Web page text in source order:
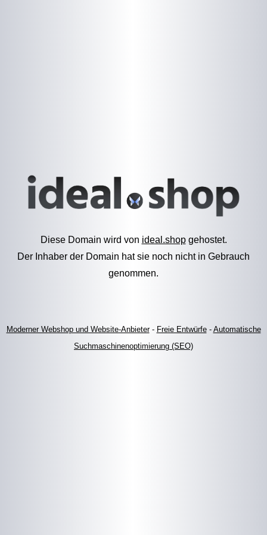
Diese Domain wird von ideal.shopgehostet.
Der Inhaber der Domain hat sie noch nicht in Gebrauch
genommen.
Moderner Webshop und Website-Anbieter- Freie Entwürfe- Automatische
Suchmaschinenoptimierung (SEO)